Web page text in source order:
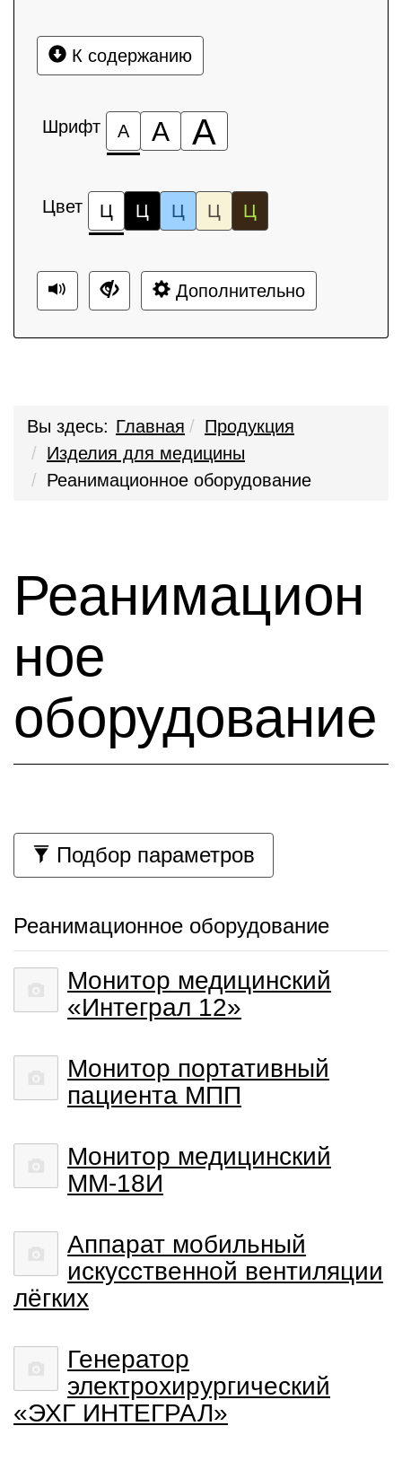
К содержанию
Шрифт А А А
Цвет Ц Ц Ц Ц Ц
Дополнительно
Вы здесь: Главная
Продукция
Изделия для медицины
Реанимационное оборудование
Реанимацион
ное
оборудование
Подбор параметров
Реанимационное оборудование
Монитор медицинский
«Интеграл 12»
Монитор портативный
пациента МПП
Монитор медицинский
ММ-18И
Аппарат мобильный
искусственной вентиляции
лёгких
Генератор
электрохирургический
«ЭХГ ИНТЕГРАЛ»